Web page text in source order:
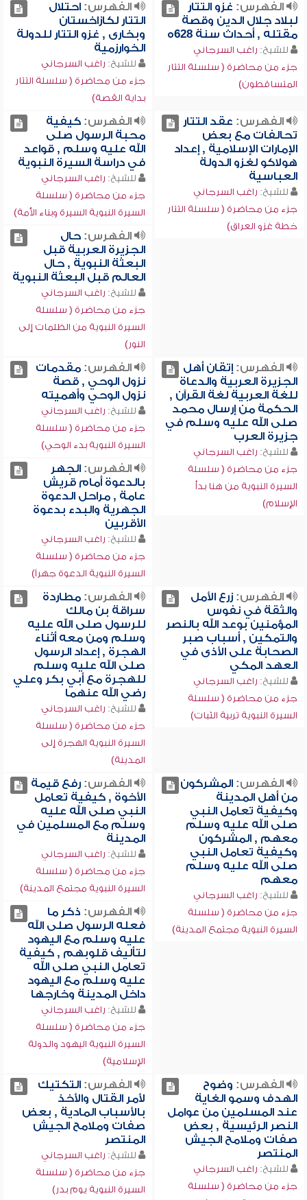
الفهرس: غزو التتار
لبلاد جلال الدين وقصة
مقتله , أحداث سنة 628ه
للشيخ: راغب السرجاني
جزء من محاضرة ( سلسلة التتار
المتساقطون)
الفهرس:احتلال
التتار لكازاخستان
وبخارى , غزو التتار للدولة
الخوارزمية
للشيخ: راغب السرجاني
جزء من محاضرة ( سلسلة التتار
بداية القصة)
الفهرس: عقد التتار
تحالفات مع بعض
الإمارات الإسلامية , إعداد
هولاكو لغزو الدولة
العباسية
للشيخ: راغب السرجاني
جزء من محاضرة ( سلسلة التتار
خطة غزو العراق)
الفهرس:كيفية
محبة الرسول صلى
الله عليه وسلم , قواعد
في دراسة السيرة النبوية
للشيخ: راغب السرجاني
جزء من محاضرة ( سلسلة
السيرة النبوية السيرة وبناء الأمة)
الفهرس:حال
الجزيرة العربية قبل
البعثة النبوية , حال
العالم قبل البعثة النبوية
للشيخ: راغب السرجاني
جزء من محاضرة ( سلسلة
السيرة النبوية من الظلمات إلى
النور)
الفهرس:إتقان أهل
الجزيرة العربية والدعاة
للغة العربية لغة القرآن ,
الحكمة من إرسال محمد
صلى الله عليه وسلم في
جزيرة العرب
للشيخ: راغب السرجاني
جزء من محاضرة ( سلسلة
السيرة النبوية من هنا بدأ
الإسلام)
الفهرس:مقدمات
نزول الوحي , قصة
نزول الوحي وأهميته
للشيخ: راغب السرجاني
جزء من محاضرة ( سلسلة
السيرة النبوية بدء الوحي)
الفهرس:الجهر
بالدعوة أمام قريش
عامة , مراحل الدعوة
الجهرية والبدء بدعوة
الأقربين
للشيخ: راغب السرجاني
جزء من محاضرة ( سلسلة
السيرة النبوية الدعوة جهراً)
الفهرس:زرع الأمل
والثقة في نفوس
المؤمنين بوعد الله بالنصر
والتمكين , أسباب صبر
الصحابة على الأذى في
العهد المكي
للشيخ: راغب السرجاني
جزء من محاضرة ( سلسلة
السيرة النبوية تربية الثبات)
الفهرس:مطاردة
سراقة بن مالك
للرسول صلى الله عليه
وسلم ومن معه أثناء
الهجرة , إعداد الرسول
صلى الله عليه وسلم
للهجرة مع أبي بكر وعلي
رضي الله عنهما
للشيخ: راغب السرجاني
جزء من محاضرة ( سلسلة
السيرة النبوية الهجرة إلى
المدينة)
الفهرس:المشركون
من أهل المدينة
وكيفية تعامل النبي
صلى الله عليه وسلم
معهم , المشركون
وكيفية تعامل النبي
صلى الله عليه وسلم
معهم
للشيخ: راغب السرجاني
جزء من محاضرة ( سلسلة
السيرة النبوية مجتمع المدينة)
الفهرس:رفع قيمة
الأخوة , كيفية تعامل
النبي صلى الله عليه
وسلم مع المسلمين في
المدينة
للشيخ: راغب السرجاني
جزء من محاضرة ( سلسلة
السيرة النبوية مجتمع المدينة)
الفهرس: ذكر ما
فعله الرسول صلى الله
عليه وسلم مع اليهود
لتأليف قلوبهم , كيفية
تعامل النبي صلى الله
عليه وسلم مع اليهود
داخل المدينة وخارجها
للشيخ: راغب السرجاني
جزء من محاضرة ( سلسلة
السيرة النبوية اليهود والدولة
الإسلامية)
الفهرس: وضوح
الهدف وسمو الغاية
عند المسلمين من عوامل
النصر الرئيسية , بعض
صفات وملامح الجيش
المنتصر
للشيخ: راغب السرجاني
جزء من محاضرة ( سلسلة
الفهرس:التكتيك
لأمر القتال والأخذ
بالأسباب المادية , بعض
صفات وملامح الجيش
المنتصر
للشيخ: راغب السرجاني
جزء من محاضرة ( سلسلة
السيرة النبوية يوم بدر)